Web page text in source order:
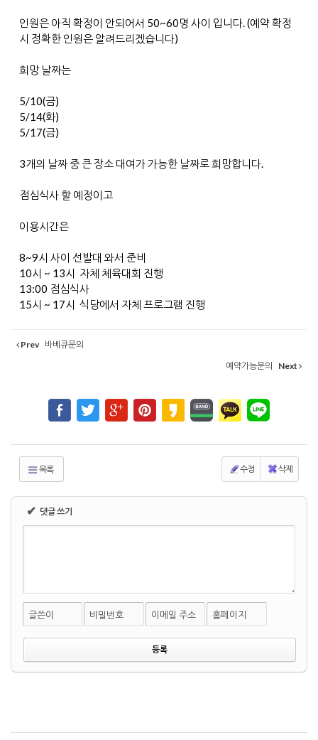
인원은 아직 확정이 안되어서 50~60명 사이 입니다. (예약 확정
시 정확한 인원은 알려드리겠습니다)
희망 날짜는
5/10(금)
5/14(화)
5/17(금)
3개의 날짜 중 큰 장소 대여가 가능한 날짜로 희망합니다.
점심식사 할 예정이고
이용시간은
8~9시 사이 선발대 와서 준비
10시 ~ 13시 자체 체육대회 진행
13:00 점심식사
15시 ~ 17시 식당에서 자체 프로그램 진행
Prev 바베큐문의
예약가능문의
Next
목록 수정 삭제
✔ 댓글 쓰기
글쓴이 비밀번호 이메일 주소 홈페이지